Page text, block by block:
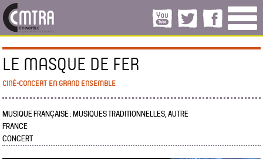
LE MASQUE DE FER
CINÉ-CONCERT EN GRAND ENSEMBLE
MUSIQUE FRANÇAISE : MUSIQUES TRADITIONNELLES, AUTRE
FRANCE
CONCERT